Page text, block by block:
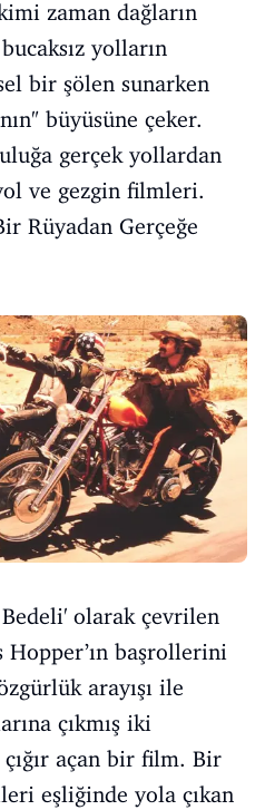
zaman dağların
yolların
bir şölen sunarken
büyüsüne çeker.
gerçek yollardan
ve gezgin filmleri.
Rüyadan Gerçeğe
olarak çevrilen
başrollerini
arayışı ile
çıkmış iki
açan bir film. Bir
eşliğinde yola çıkan